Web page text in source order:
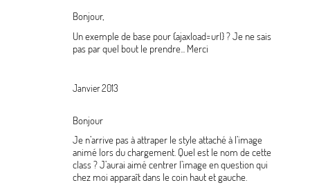
Bonjour,
Un exemple de base pour{ajaxload=url}? Je ne sais
pas par quel bout le prendre... Merci
Janvier 2013
Bonjour
Je n’arrive pas à attraper le style attaché à l’image
animé lors du chargement. Quel est le nom de cette
class ? J’aurai aimé centrer l’image en question qui
chez moi apparaît dans le coin haut et gauche.